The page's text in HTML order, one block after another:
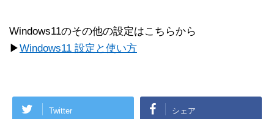
Windows11のその他の設定はこちらから
▶Windows11 設定と使い方
Twitter シェア